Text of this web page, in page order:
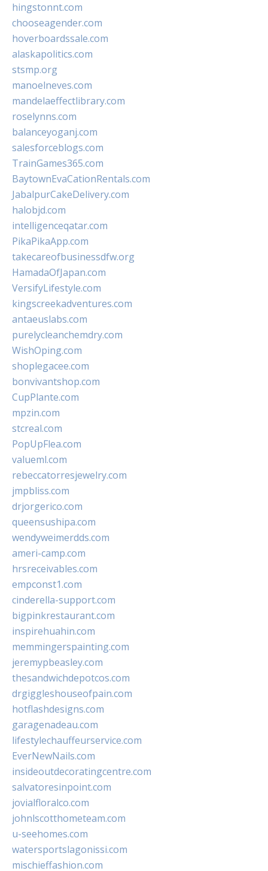
hingstonnt.com
chooseagender.com
hoverboardssale.com
alaskapolitics.com
stsmp.org
manoelneves.com
mandelaeffectlibrary.com
roselynns.com
balanceyoganj.com
salesforceblogs.com
TrainGames365.com
BaytownEvaCationRentals.com
JabalpurCakeDelivery.com
halobjd.com
intelligenceqatar.com
PikaPikaApp.com
takecareofbusinessdfw.org
HamadaOfJapan.com
VersifyLifestyle.com
kingscreekadventures.com
antaeuslabs.com
purelycleanchemdry.com
WishOping.com
shoplegacee.com
bonvivantshop.com
CupPlante.com
mpzin.com
stcreal.com
PopUpFlea.com
valueml.com
rebeccatorresjewelry.com
jmpbliss.com
drjorgerico.com
queensushipa.com
wendyweimerdds.com
ameri-camp.com
hrsreceivables.com
empconst1.com
cinderella-support.com
bigpinkrestaurant.com
inspirehuahin.com
memmingerspainting.com
jeremypbeasley.com
thesandwichdepotcos.com
drgiggleshouseofpain.com
hotflashdesigns.com
garagenadeau.com
lifestylechauffeurservice.com
EverNewNails.com
insideoutdecoratingcentre.com
salvatoresinpoint.com
jovialfloralco.com
johnlscotthometeam.com
u-seehomes.com
watersportslagonissi.com
mischieffashion.com